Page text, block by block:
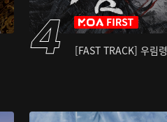
[FAST TRACK] 우림령